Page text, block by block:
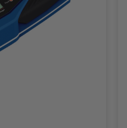
von 0 von 5 Sternen